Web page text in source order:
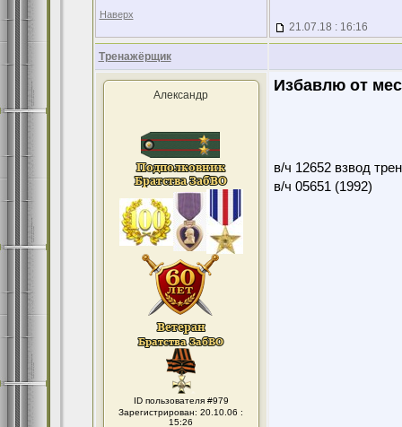
Наверх
21.07.18 : 16:16
Тренажёрщик
Александр
ID пользователя #979
Зарегистрирован: 20.10.06 :
15:26
Избавлю от
в/ч 12652 взвод
в/ч 05651 (1992)